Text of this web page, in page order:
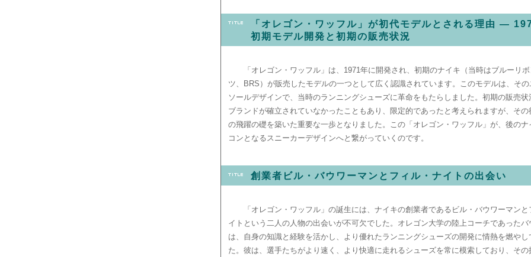
「オレゴン・ワッフル」が初代モデルとされる理由 —
初期モデル開発と初期の販売状況
「オレゴン・ワッフル」は、1971年に開発され、初期のナイキ（当時はブルーリ
ツ、BRS）が販売したモデルの一つとして広く認識されています。このモデルは、そ
ソールデザインで、当時のランニングシューズに革命をもたらしました。初期の販売状
ブランドが確立されていなかったこともあり、限定的であったと考えられますが、その
の飛躍の礎を築いた重要な一歩となりました。この「オレゴン・ワッフル」が、後のナ
コンとなるスニーカーデザインへと繋がっていくのです。
創業者ビル・バウワーマンとフィル・ナイトの出会い
「オレゴン・ワッフル」の誕生には、ナイキの創業者であるビル・バウワーマン
イトという二人の人物の出会いが不可欠でした。オレゴン大学の陸上コーチであったバ
は、自身の知識と経験を活かし、より優れたランニングシューズの開発に情熱を燃やし
た。彼は、選手たちがより速く、より快適に走れるシューズを常に模索しており、その